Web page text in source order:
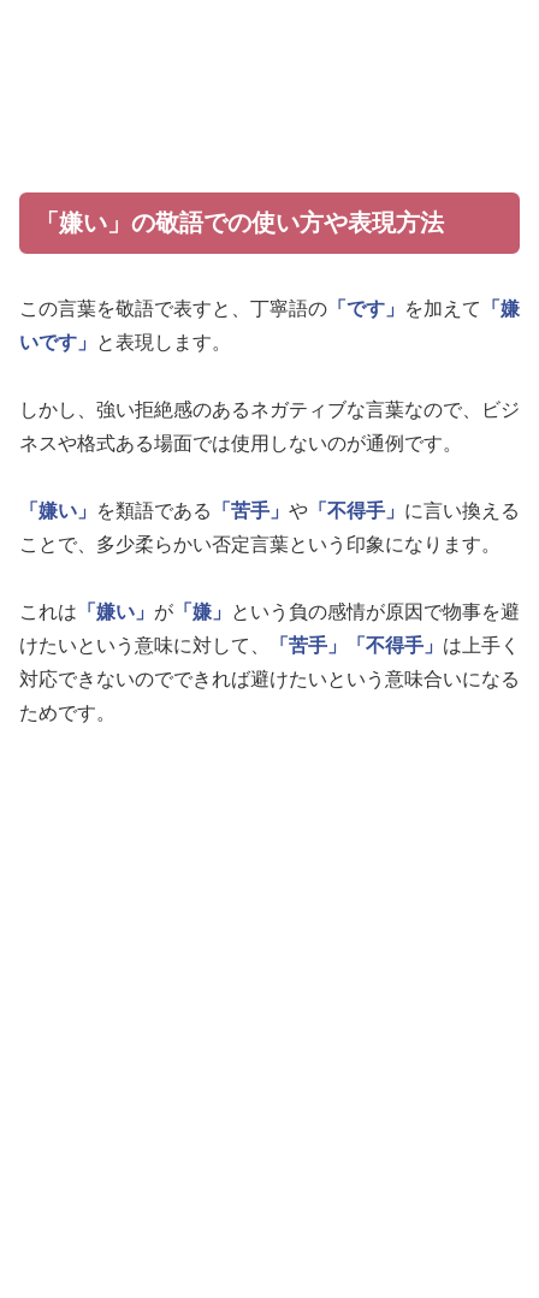
「嫌い」の敬語での使い方や表現方法
この言葉を敬語で表すと、丁寧語の 「です」 を加えて
「嫌
いです」
と表現します。
しかし、強い拒絶感のあるネガティブな言葉なので、ビジ
ネスや格式ある場面では使用しないのが通例です。
「嫌い」 を類語である 「苦手」 や 「不得手」 に言い換える
ことで、多少柔らかい否定言葉という印象になります。
これは 「嫌い」 が 「嫌」
という負の感情が原因で物事を避
けたいという意味に対して、
「苦手」 「不得手」 は上手く
対応できないのでできれば避けたいという意味合いになる
ためです。